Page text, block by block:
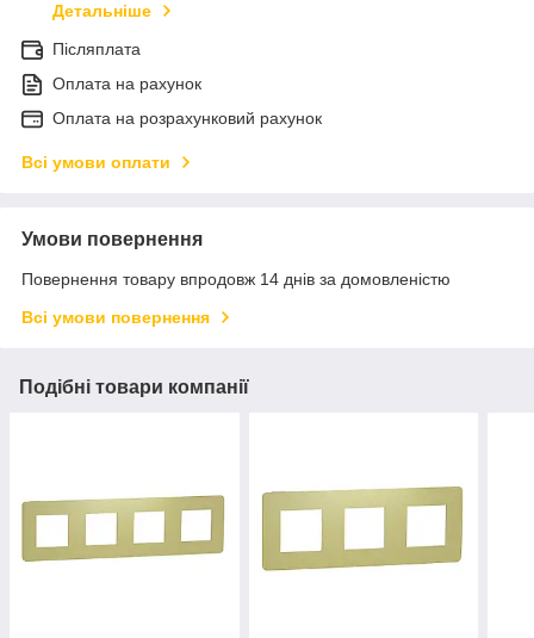
Детальніше
Післяплата
Оплата на рахунок
Оплата на розрахунковий рахунок
Всі умови оплати
Умови повернення
Повернення товару впродовж 14 днів за домовленістю
Всі умови повернення
Подібні товари компанії